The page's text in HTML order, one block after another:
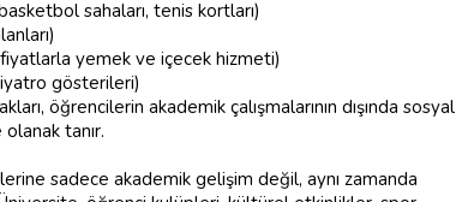
sahaları, tenis kortları)
yemek ve içecek hizmeti)
gösterileri)
öğrencilerin akademik çalışmalarının dışında sosyal
tanır.
sadece akademik gelişim değil, aynı zamanda